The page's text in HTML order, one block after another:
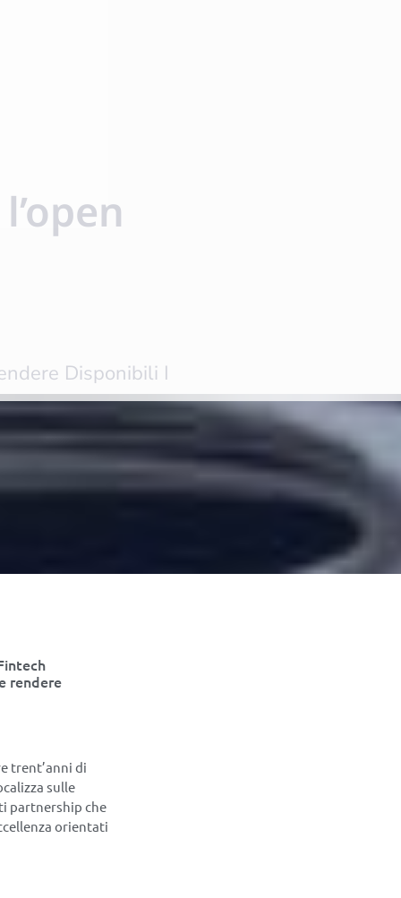
Disponibili I
rendere
trent’anni di
sulle
partnership che
orientati